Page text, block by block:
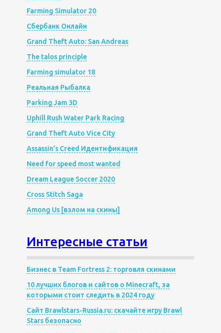
Farming Simulator 20
Сбербанк Онлайн
Grand Theft Auto: San Andreas
The talos principle
Farming simulator 18
Реальная Рыбалка
Parking Jam 3D
Uphill Rush Water Park Racing
Grand Theft Auto Vice City
Assassin’s Creed Идентификация
Need for speed most wanted
Dream League Soccer 2020
Cross Stitch Saga
Among Us [взлом на скины]
Интересные статьи
Бизнес в Team Fortress 2: торговля скинами
10 лучших блогов и сайтов о Minecraft, за
которыми стоит следить в 2024 году
Сайт Brawlstars-Russia.ru: скачайте игру Brawl
Stars безопасно